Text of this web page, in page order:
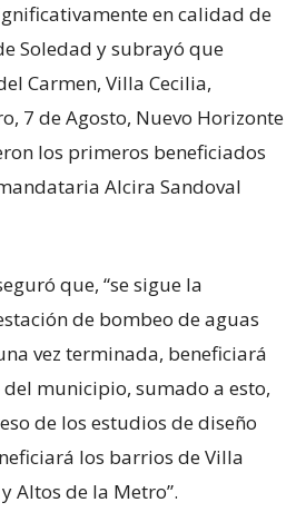
en calidad de
Soledad y subrayó que
Carmen, Villa Cecilia,
7 de Agosto, Nuevo Horizonte
los primeros beneficiados
Alcira Sandoval
que, “se sigue la
de bombeo de aguas
vez terminada, beneficiará
municipio, sumado a esto,
de los estudios de diseño
los barrios de Villa
Altos de la Metro”.